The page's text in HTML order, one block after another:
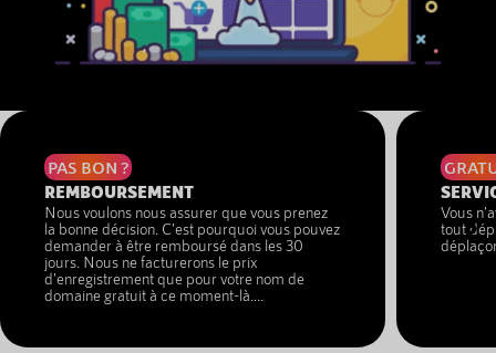
PAS BON ?
REMBOURSEMENT
Nous voulons nous assurer que vous prenez
la bonne décision. C'est pourquoi vous pouvez
demander à être remboursé dans les 30
jours. Nous ne facturerons le prix
d'enregistrement que pour votre nom de
domaine gratuit à ce moment-là....
Vous
tout